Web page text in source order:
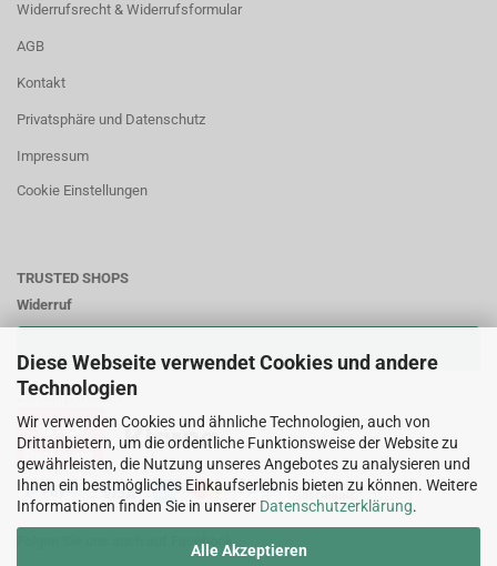
Diese Webseite verwendet Cookies und andere
Technologien
Wir verwenden Cookies und ähnliche Technologien, auch von
Drittanbietern, um die ordentliche Funktionsweise der Website zu
gewährleisten, die Nutzung unseres Angebotes zu analysieren und
Ihnen ein bestmögliches Einkaufserlebnis bieten zu können. Weitere
Informationen finden Sie in unserer Datenschutzerklärung.
Alle Akzeptieren
Widerrufsrecht & Widerrufsformular
AGB
Kontakt
Privatsphäre und Datenschutz
Impressum
Cookie Einstellungen
TRUSTED SHOPS
Widerruf
Zahlungsweisen:
Folgen Sie uns auch auf Facebook